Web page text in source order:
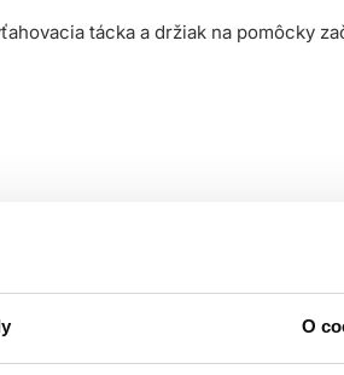
O
tácka a držiak na pomôcky